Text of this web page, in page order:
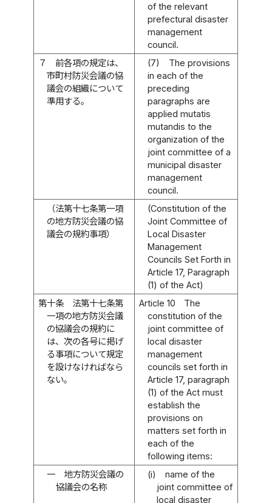
of the relevant
prefectural disaster
management
council.
７
前各項の規定は、
市町村防災会議の協
議会の組織について
準用する。
(7)
The provisions
in each of the
preceding
paragraphs are
applied mutatis
mutandis to the
organization of the
joint committee of a
municipal disaster
management
council.
（法第十七条第一項
の地方防災会議の協
議会の規約事項）
(Constitution of the
Joint Committee of
Local Disaster
Management
Councils Set Forth in
Article 17, Paragraph
(1) of the Act)
第十条
法第十七条第
一項の地方防災会議
の協議会の規約に
は、次の各号に掲げ
る事項について規定
を設けなければなら
ない。
Article 10
The
constitution of the
joint committee of
local disaster
management
councils set forth in
Article 17, paragraph
(1) of the Act must
establish the
provisions on
matters set forth in
each of the
following items:
一
地方防災会議の
協議会の名称
(i)
name of the
joint committee of
local disaster